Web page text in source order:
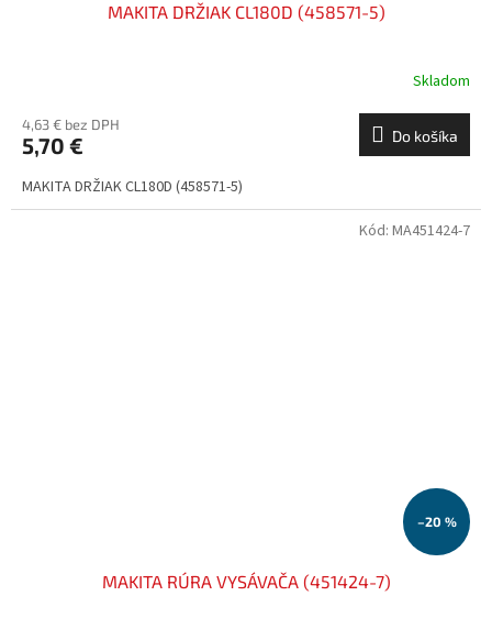
MAKITA DRŽIAK CL180D (458571-5)
Skladom
4,63 € bez DPH
5,70 € Do košíka
MAKITA DRŽIAK CL180D (458571-5)
–20 %
MAKITA RÚRA VYSÁVAČA (451424-7)
Kód: MA451424-7